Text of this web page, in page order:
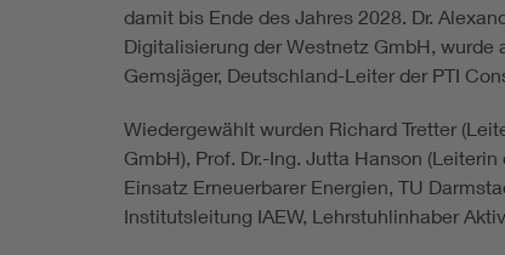
damit bis Ende des Jahres 2028. Dr.
Digitalisierung der Westnetz GmbH,
Gemsjäger, Deutschland-Leiter der PTI
Wiedergewählt wurden Richard Tretter
GmbH), Prof. Dr.-Ing. Jutta Hanson
Einsatz Erneuerbarer Energien, TU
Institutsleitung IAEW, Lehrstuhlinhaber